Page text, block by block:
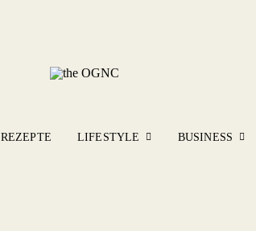
REZEPTE LIFESTYLE BUSINESS